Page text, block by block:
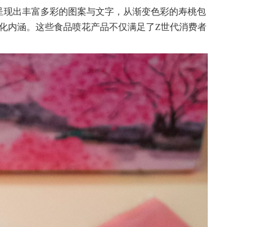
出丰富多彩的图案与文字，从渐变色彩的寿桃包
内涵。这些食品喷花产品不仅满足了Z世代消费者